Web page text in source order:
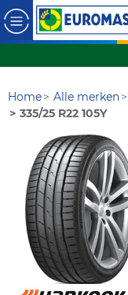
Home Alle merken
335/25 R22 105Y